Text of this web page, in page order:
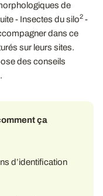
de
- Insectes du silo2 -
dans ce
sur leurs sites.
des conseils
ça
d’identification